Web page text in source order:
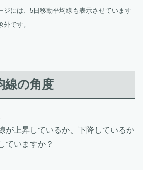
には、5日移動平均線も表示させています
です。
線の角度
が上昇しているか、下降しているか
ていますか？